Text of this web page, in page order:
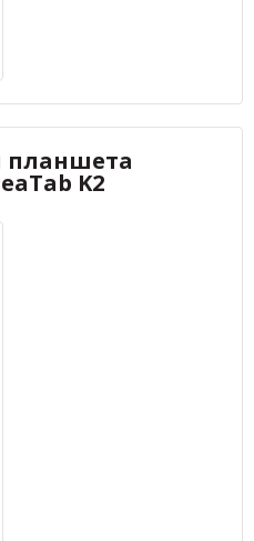
планшета
K2